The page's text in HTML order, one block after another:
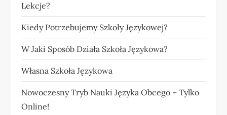
Lekcje?
Kiedy Potrzebujemy Szkoły Językowej?
W Jaki Sposób Działa Szkoła Językowa?
Własna Szkoła Językowa
Nowoczesny Tryb Nauki Języka Obcego – Tylko
Online!